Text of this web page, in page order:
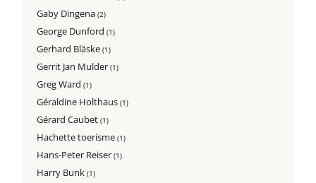
Gaby Dingena(2)
George Dunford(1)
Gerhard Bläske(1)
Gerrit Jan Mulder(1)
Greg Ward(1)
Géraldine Holthaus(1)
Gérard Caubet(1)
Hachette toerisme(1)
Hans-Peter Reiser(1)
Harry Bunk(1)